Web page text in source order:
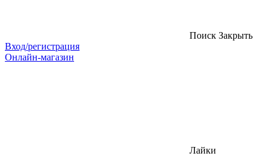
Поиск Закрыть
Вход/регистрация
Онлайн-магазин
Лайки